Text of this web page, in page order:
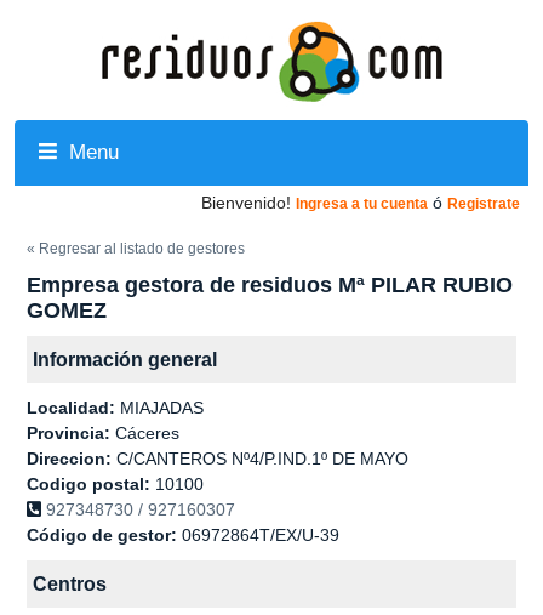
Menu
Bienvenido! Ingresa a tu cuenta ó Registrate
« Regresar al listado de gestores
Empresa gestora de residuos Mª PILAR RUBIO
GOMEZ
Información general
Localidad: MIAJADAS
Provincia: Cáceres
Direccion: C/CANTEROS Nº4/P.IND.1º DE MAYO
Codigo postal: 10100
927348730 / 927160307
Código de gestor: 06972864T/EX/U-39
Centros